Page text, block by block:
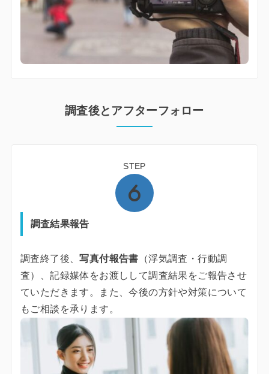
調査後とアフターフォロー
STEP
調査結果報告
調査終了後、写真付報告書 （浮気調査・行動調
査）、記録媒体をお渡しして調査結果をご報告させ
ていただきます。また、今後の方針や対策について
もご相談を承ります。